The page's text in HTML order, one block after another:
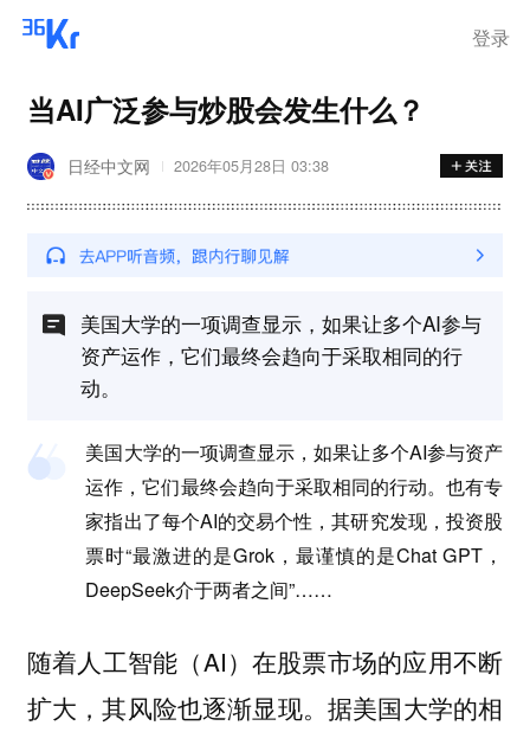
登录
当AI广泛参与炒股会发生什么？
日经中文网 2026年05月28日 03:38
美国大学的一项调查显示，如果让多个AI参与
资产运作，它们最终会趋向于采取相同的行
动。
美国大学的一项调查显示，如果让多个AI参与资产
运作，它们最终会趋向于采取相同的行动。也有专
家指出了每个AI的交易个性，其研究发现，投资股
票时“最激进的是Grok，最谨慎的是Chat GPT，
DeepSeek介于两者之间”……
随着人工智能（AI）在股票市场的应用不断
扩大，其风险也逐渐显现。据美国大学的相